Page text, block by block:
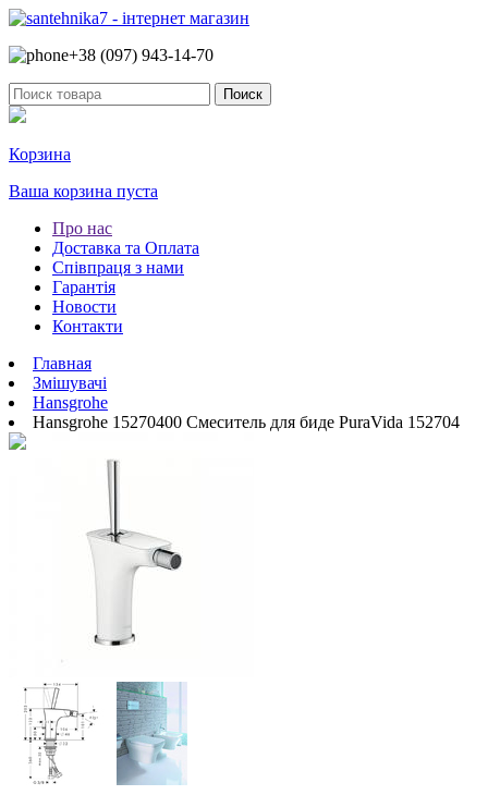
+38 (097) 943-14-70
Корзина
Ваша корзина пуста
Про нас
Доставка та Оплата
Співпраця з нами
Гарантія
Новости
Контакти
Главная
Змішувачі
Hansgrohe
Hansgrohe 15270400 Смеситель для биде PuraVida 152704